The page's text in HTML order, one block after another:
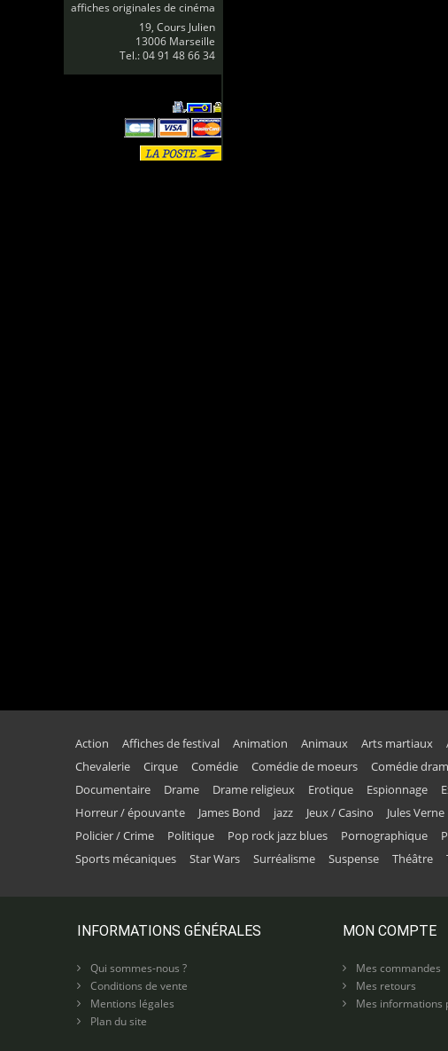
affiches originales de cinéma
19, Cours Julien
13006 Marseille
Tel.: 04 91 48 66 34
Action Affiches de festival Animation Animaux Arts martiaux
Chevalerie
Cirque Comédie Comédie de moeurs Comédie
Documentaire
Drame Drame religieux Erotique Espionnage
Horreur / épouvante
James Bond jazz Jeux / Casino Jules Verne
Policier / Crime
Politique Pop rock jazz blues Pornographique
Sports mécaniques
Star Wars Surréalisme Suspense Théâtre
INFORMATIONS GÉNÉRALES
Qui sommes-nous ?
Conditions de vente
Mentions légales
Plan du site
MON COMPTE
Mes commandes
Mes retours
Mes informations